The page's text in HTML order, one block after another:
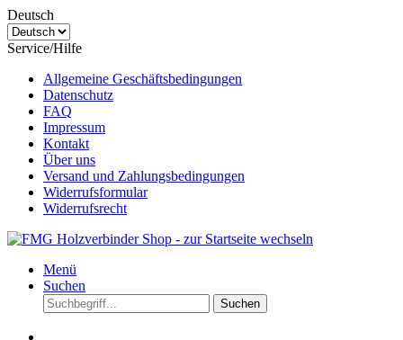
Deutsch
Service/Hilfe
Allgemeine Geschäftsbedingungen
Datenschutz
FAQ
Impressum
Kontakt
Über uns
Versand und Zahlungsbedingungen
Widerrufsformular
Widerrufsrecht
Menü
Suchen
Suchen